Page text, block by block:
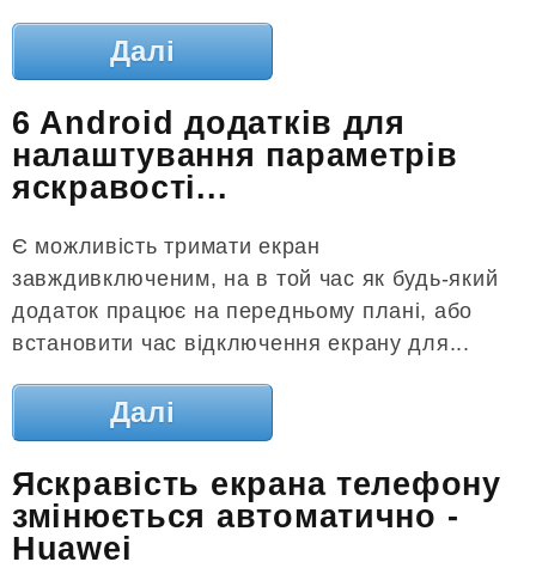
Далі
6 Android додатків для
налаштування параметрів
яскравості...
Є можливість тримати екран
завждивключеним, на в той час як будь-який
додаток працює на передньому плані, або
встановити час відключення екрану для...
Далі
Яскравість екрана телефону
змінюється автоматично -
Huawei